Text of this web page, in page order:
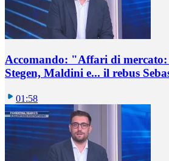
Accomando: "Affari di mercato:
Stegen, Maldini e... il rebus
01:58